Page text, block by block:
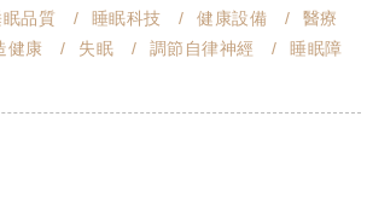
品質 睡眠科技 健康設備
醫療
健康 失眠 調節自律神經
睡眠障